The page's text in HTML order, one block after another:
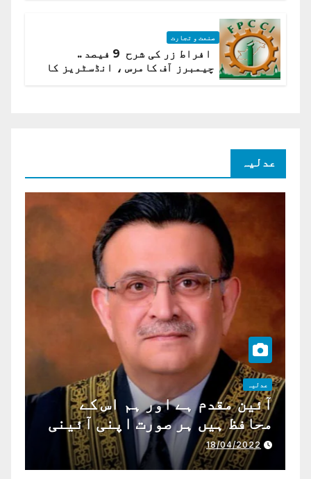
صنعت و تجارت
افراط زر کی شرح 9 فیصد ..
چیمبرز آف کامرس ، انڈسٹریز کا
عدلیہ
عدلیہ
آئین مقدم ہے اور ہم اس کے
محافظ ہیں ہر صورت اپنی آئینی
ذمہ داری ادا کرینگے ، چیف
جسٹس پاکستان
18/04/2022